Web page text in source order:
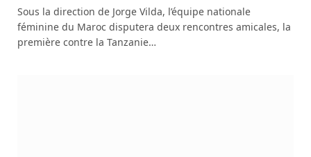
Sous la direction de Jorge Vilda, l’équipe nationale
féminine du Maroc disputera deux rencontres amicales, la
première contre la Tanzanie…